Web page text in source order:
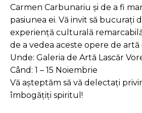
Carmen Carbunariu și de a fi
pasiunea ei. Vă invit să bucurați
experiență culturală
de a vedea aceste opere de
Unde: Galeria de Artă Lascăr
Când: 1 – 15 Noiembrie
Vă așteptăm să vă delectați
îmbogățiți spiritul!